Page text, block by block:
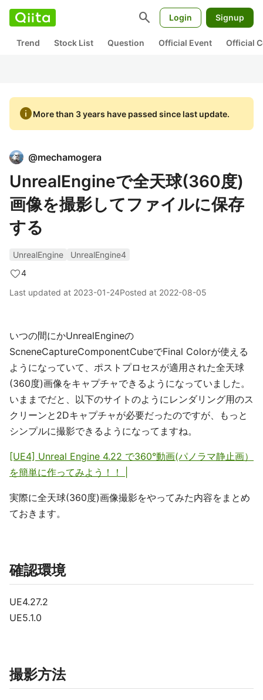
search Login Signup
Trend Stock List Question Official Event Official
infoMore than 3 years have passed since last update.
@mechamogera
UnrealEngineで全天球(360度)
画像を撮影してファイルに保存
する
UnrealEngine
UnrealEngine4
4
Last updated at 2023-01-24Posted at 2022-08-05
いつの間にかUnrealEngineの
ScneneCaptureComponentCubeでFinal Colorが使える
ようになっていて、ポストプロセスが適用された全天球
(360度)画像をキャプチャできるようになっていました。
いままでだと、以下のサイトのようにレンダリング用のス
クリーンと2Dキャプチャが必要だったのですが、もっと
シンプルに撮影できるようになってますね。
[UE4] Unreal Engine 4.22 で360°動画(パノラマ静止画）
を簡単に作ってみよう！！ |
実際に全天球(360度)画像撮影をやってみた内容をまとめ
ておきます。
確認環境
UE4.27.2
UE5.1.0
撮影方法